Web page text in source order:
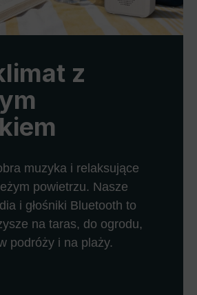
z
muzyka i relaksujące
powietrzu. Nasze
i głośniki Bluetooth to
na taras, do ogrodu,
podróży i na plaży.